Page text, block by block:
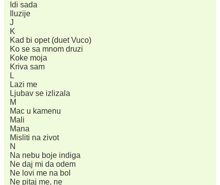
Idi sada
Iluzije
J
K
Kad bi opet (duet Vuco)
Ko se sa mnom druzi
Koke moja
Kriva sam
L
Lazi me
Ljubav se izlizala
M
Mac u kamenu
Mali
Mana
Misliti na zivot
N
Na nebu boje indiga
Ne daj mi da odem
Ne lovi me na bol
Ne pitaj me, ne